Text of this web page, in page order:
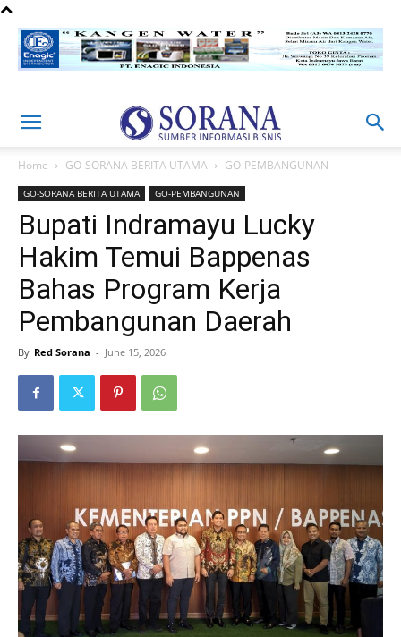
Home GO-SORANA BERITA UTAMA GO-PEMBANGUNAN
GO-SORANA BERITA UTAMA GO-PEMBANGUNAN
Bupati Indramayu Lucky
Hakim Temui Bappenas
Bahas Program Kerja
Pembangunan Daerah
By Red Sorana - June 15, 2026